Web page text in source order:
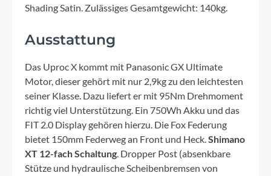
Shading Satin. Zulässiges Gesamtgewicht: 140kg.
Ausstattung
Das Uproc X kommt mit Panasonic GX Ultimate
Motor, dieser gehört mit nur 2,9kg zu den leichtesten
seiner Klasse. Dazu liefert er mit 95Nm Drehmoment
richtig viel Unterstützung. Ein 750Wh Akku und das
FIT 2.0 Display gehören hierzu. Die Fox Federung
bietet 150mm Federweg an Front und Heck.Shimano
XT 12-fach Schaltung. Dropper Post (absenkbare
Stütze und hydraulische Scheibenbremsen von